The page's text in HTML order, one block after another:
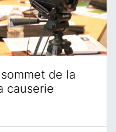
de la
causerie